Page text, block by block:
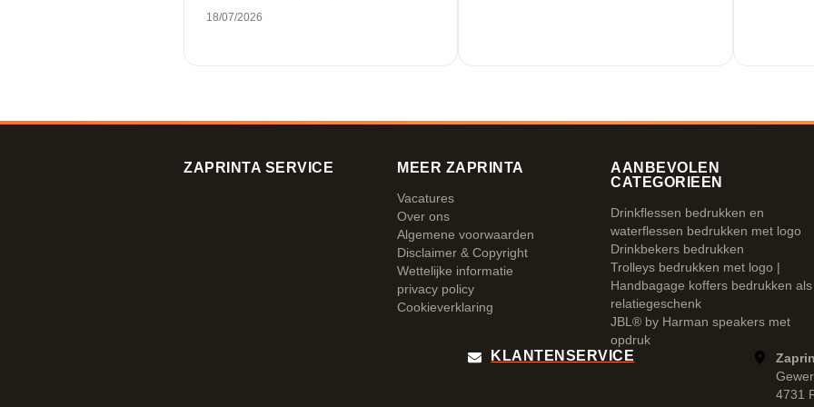
18/07/2026
ZAPRINTA SERVICE MEER ZAPRINTA
Vacatures
Over ons
Algemene voorwaarden
Disclaimer & Copyright
Wettelijke informatie
privacy policy
Cookieverklaring
AANBEVOLEN
CATEGORIEEN
Drinkflessen bedrukken en
waterflessen bedrukken met logo
Drinkbekers bedrukken
Trolleys bedrukken met logo |
Handbagage koffers bedrukken als
relatiegeschenk
JBL® by Harman speakers met
opdruk
KLANTENSERVICE
4731